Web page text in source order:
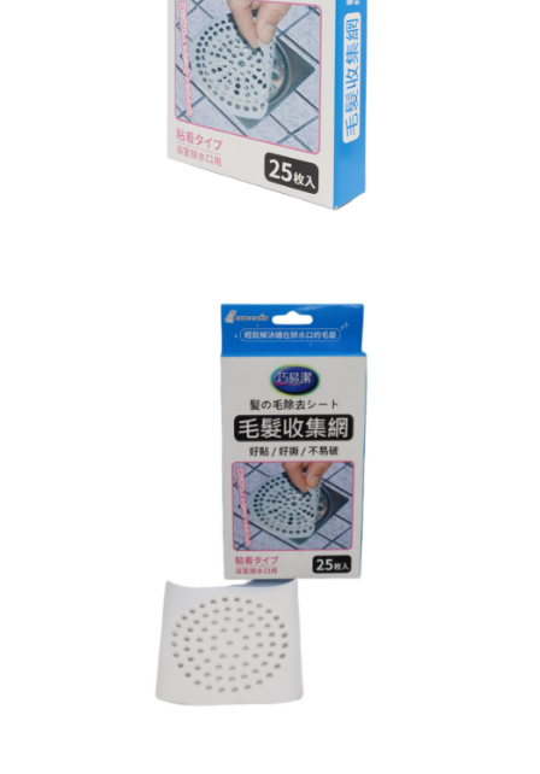
※ 交易是否成功請以「AFTEE先享後付 」之結帳頁面顯示為準，若有關於
是否繳費成功／繳費後需取消欲退款等相關疑問，請聯繫「AFTEE先享後付
https://netprotections.freshdesk.com/support/home
１．透過由恩沛科技股份有限公司提供之「AFTEE先享後付」服務完成之交
易，需依本服務之必要範圍內提供個人資料，並將交易相關給付款項請求債
權轉讓予恩沛科技股份有限公司。
２．關於個人資料處理事宜，請瀏覽以下網址：
時審查核予不同之上限額度；若仍有額度不足之情形，本公司將視審查結果
５．嚴禁一人註冊多個帳號或使用他人資訊註冊。若發現惡意使用之情形，
恩沛科技股份有限公司將有權停止該用戶之使用額度並採取法律行動。
每筆NT$60，滿NT$599(含以上)免運費
每筆NT$120，滿NT$899(含以上)免運費